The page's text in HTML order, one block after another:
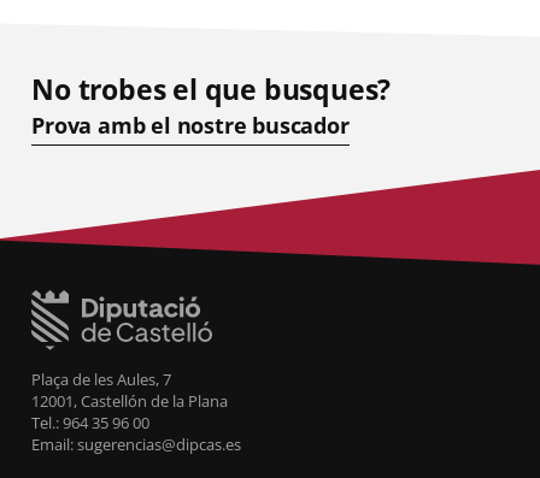
No trobes el que busques?
Prova amb el nostre buscador
Plaça de les Aules, 7
12001, Castellón de la Plana
Tel.: 964 35 96 00
Email: sugerencias@dipcas.es